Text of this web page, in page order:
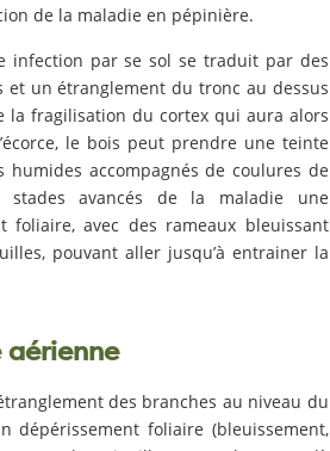
de la maladie en pépinière.
infection par se sol se traduit par des
et un étranglement du tronc au dessus
la fragilisation du cortex qui aura alors
le bois peut prendre une teinte
accompagnés de coulures de
avancés de la maladie une
foliaire, avec des rameaux bleuissant
pouvant aller jusqu’à entrainer la
des branches au niveau du
dépérissement foliaire (bleuissement,